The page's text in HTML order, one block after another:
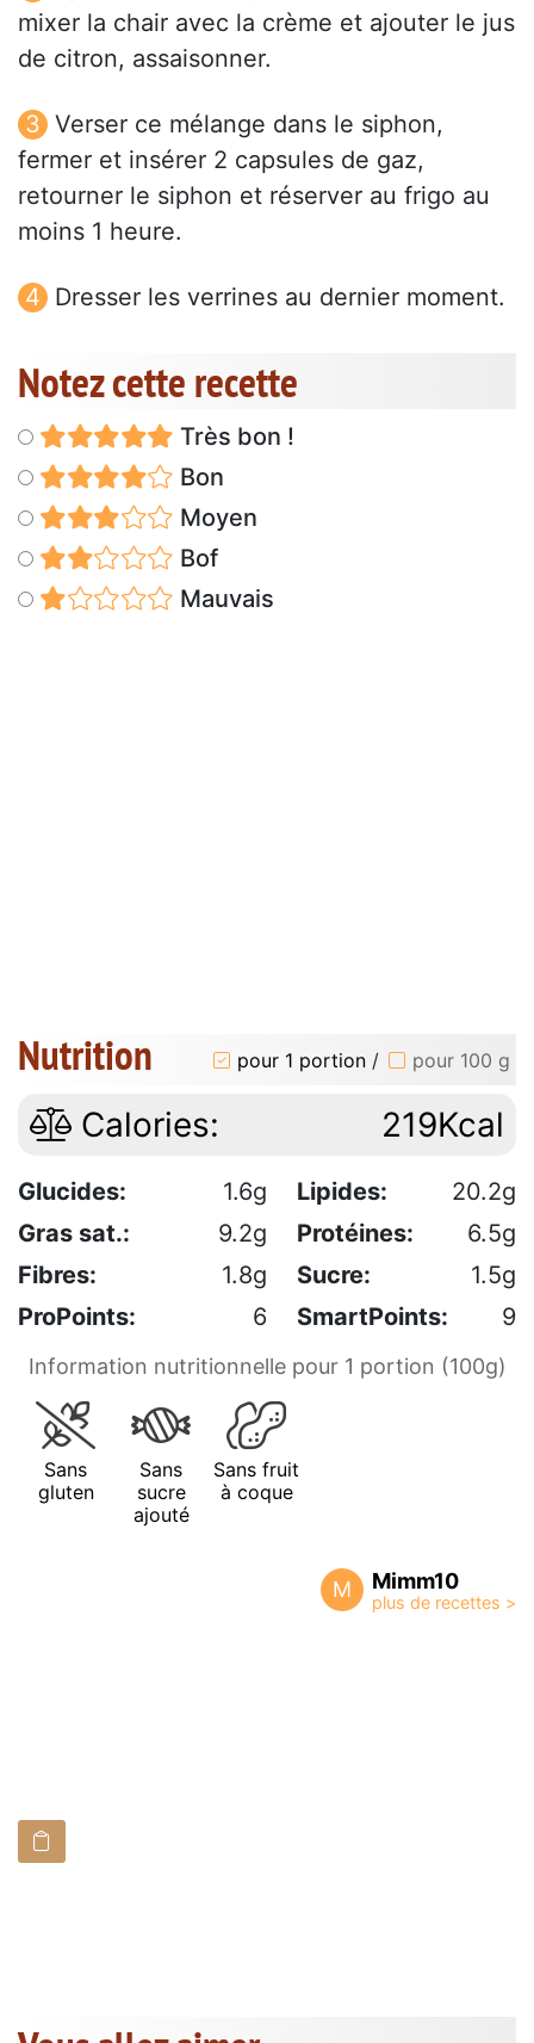
mixer la chair avec la crème et ajouter le jus
de citron, assaisonner.
Verser ce mélange dans le siphon,
fermer et insérer 2 capsules de gaz,
retourner le siphon et réserver au frigo au
moins 1 heure.
Dresser les verrines au dernier moment.
Notez cette recette
Très bon !
Bon
Moyen
Bof
Mauvais
Nutrition pour 1 portion / pour 100 g
Calories: 219Kcal
Glucides: 1.6g Lipides:
20.2g
Gras sat.:
9.2g Protéines:
6.5g
Fibres:
1.8g Sucre:
1.5g
ProPoints:
6 SmartPoints: 9
Information nutritionnelle pour 1 portion (100g)
Sans
gluten
Sans
sucre
ajouté
Sans fruit
à coque
M Mimm10